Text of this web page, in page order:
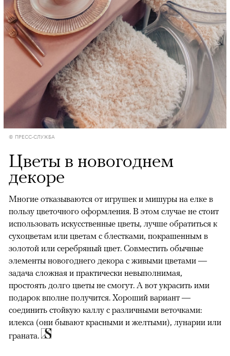
© ПРЕСС-СЛУЖБА
Цветы в новогоднем
декоре
Многие отказываются от игрушек и мишуры на елке в
пользу цветочного оформления. В этом случае не стоит
использовать искусственные цветы, лучше обратиться к
сухоцветам или цветам с блестками, покрашенным в
золотой или серебряный цвет. Совместить обычные
элементы новогоднего декора с живыми цветами —
задача сложная и практически невыполнимая,
простоять долго цветы не смогут. А вот украсить ими
подарок вполне получится. Хороший вариант —
соединить стойкую каллу с различными веточками:
илекса (они бывают красными и желтыми), лунарии или
граната.